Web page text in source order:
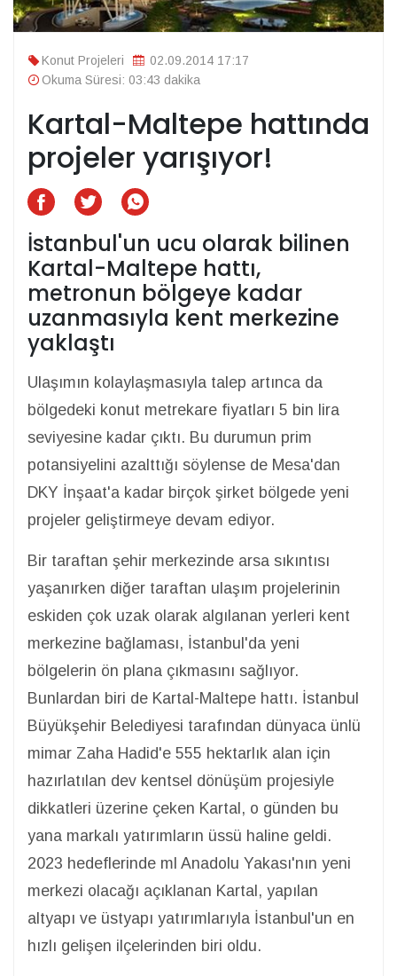
Konut Projeleri
02.09.2014 17:17
Okuma Süresi: 03:43 dakika
Kartal-Maltepe hattında
projeler yarışıyor!
İstanbul'un ucu olarak bilinen
Kartal-Maltepe hattı,
metronun bölgeye kadar
uzanmasıyla kent merkezine
yaklaştı
Ulaşımın kolaylaşmasıyla talep artınca da
bölgedeki konut metrekare fiyatları 5 bin lira
seviyesine kadar çıktı. Bu durumun prim
potansiyelini azalttığı söylense de Mesa'dan
DKY İnşaat'a kadar birçok şirket bölgede yeni
projeler geliştirmeye devam ediyor.
Bir taraftan şehir merkezinde arsa sıkıntısı
yaşanırken diğer taraftan ulaşım projelerinin
eskiden çok uzak olarak algılanan yerleri kent
merkezine bağlaması, İstanbul'da yeni
bölgelerin ön plana çıkmasını sağlıyor.
Bunlardan biri de Kartal-Maltepe hattı. İstanbul
Büyükşehir Belediyesi tarafından dünyaca ünlü
mimar Zaha Hadid'e 555 hektarlık alan için
hazırlatılan dev kentsel dönüşüm projesiyle
dikkatleri üzerine çeken Kartal, o günden bu
yana markalı yatırımların üssü haline geldi.
2023 hedeflerinde ml Anadolu Yakası'nın yeni
merkezi olacağı açıklanan Kartal, yapılan
altyapı ve üstyapı yatırımlarıyla İstanbul'un en
hızlı gelişen ilçelerinden biri oldu.